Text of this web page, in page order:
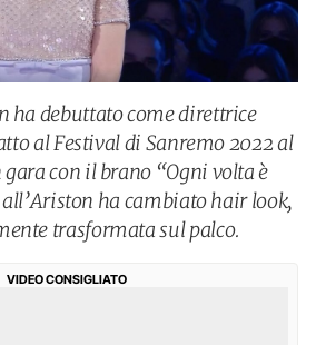
ha debuttato come direttrice
al Festival di Sanremo 2022 al
con il brano “Ogni volta è
ha cambiato hair look,
trasformata sul palco.
VIDEO CONSIGLIATO